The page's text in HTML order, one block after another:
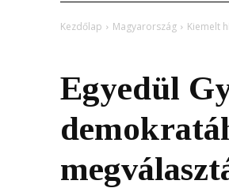
Kezdőlap Magyarország Kiemelt
Egyedül